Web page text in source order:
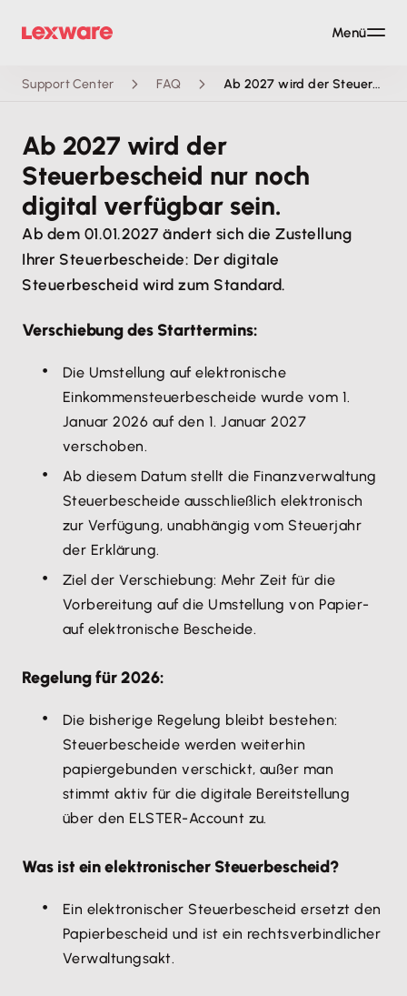
Support Center FAQ Ab 2027 wird der Steuerbescheid nur noch digital verfügbar sein.
Ab 2027 wird der
Steuerbescheid nur noch
digital verfügbar sein.
Ab dem 01.01.2027 ändert sich die Zustellung
Ihrer Steuerbescheide: Der digitale
Steuerbescheid wird zum Standard.
Verschiebung des Starttermins:
Die Umstellung auf elektronische
Einkommensteuerbescheide wurde vom 1.
Januar 2026 auf den 1. Januar 2027
verschoben.
Ab diesem Datum stellt die Finanzverwaltung
Steuerbescheide ausschließlich elektronisch
zur Verfügung, unabhängig vom Steuerjahr
der Erklärung.
Ziel der Verschiebung: Mehr Zeit für die
Vorbereitung auf die Umstellung von Papier-
auf elektronische Bescheide.
Regelung für 2026:
Die bisherige Regelung bleibt bestehen:
Steuerbescheide werden weiterhin
papiergebunden verschickt, außer man
stimmt aktiv für die digitale Bereitstellung
über den ELSTER-Account zu.
Was ist ein elektronischer Steuerbescheid?
Ein elektronischer Steuerbescheid ersetzt den
Papierbescheid und ist ein rechtsverbindlicher
Verwaltungsakt.
Menü